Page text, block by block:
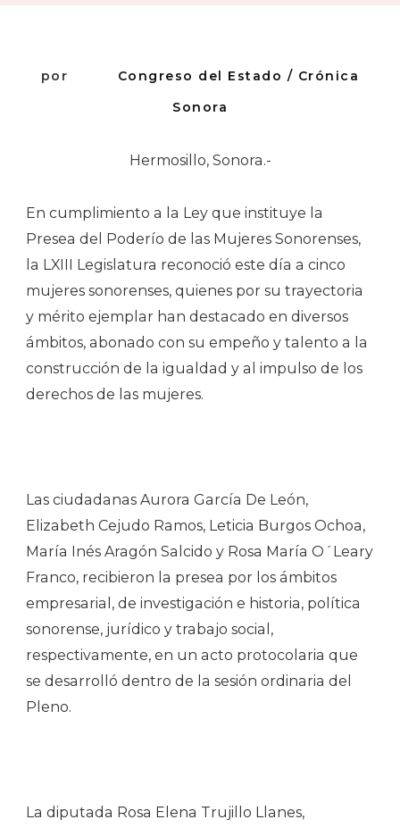
De
por
Congreso del Estado / Crónica
Sonora
Hermosillo, Sonora.-
En cumplimiento a la Ley que instituye la
Presea del Poderío de las Mujeres Sonorenses,
la LXIII Legislatura reconoció este día a cinco
mujeres sonorenses, quienes por su trayectoria
y mérito ejemplar han destacado en diversos
ámbitos, abonado con su empeño y talento a la
construcción de la igualdad y al impulso de los
derechos de las mujeres.
Las ciudadanas Aurora García De León,
Elizabeth Cejudo Ramos, Leticia Burgos Ochoa,
María Inés Aragón Salcido y Rosa María O´Leary
Franco, recibieron la presea por los ámbitos
empresarial, de investigación e historia, política
sonorense, jurídico y trabajo social,
respectivamente, en un acto protocolaria que
se desarrolló dentro de la sesión ordinaria del
Pleno.
La diputada Rosa Elena Trujillo Llanes,